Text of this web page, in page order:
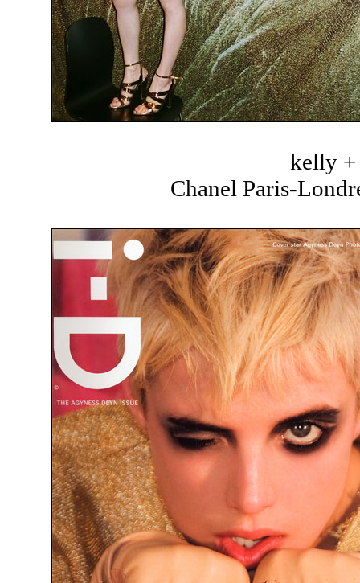
kelly +
Chanel Paris-